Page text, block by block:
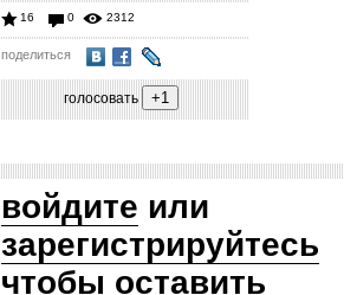
16 0 2312
поделиться
голосовать
войдите или
зарегистрируйтесь
чтобы оставить